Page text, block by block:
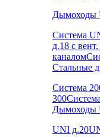
Дымоходы
Система
д.18 с
каналом
Стальные
Система
300
Дымоходы
UNI д.20